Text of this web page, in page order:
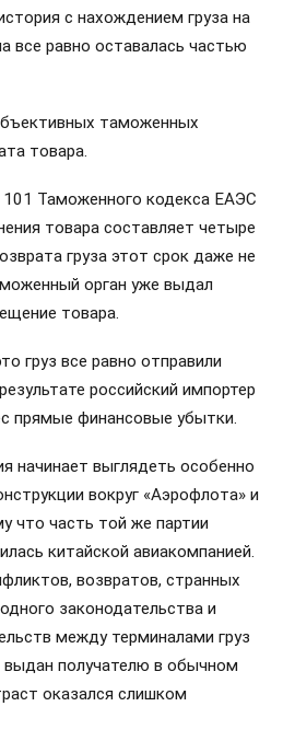
с нахождением груза на
все равно оставалась частью
таможенных
товара.
101 Таможенного кодекса ЕАЭС
товара составляет четыре
груза этот срок даже не
орган уже выдал
товара.
груз все равно отправили
российский импортер
прямые финансовые убытки.
начинает выглядеть особенно
вокруг «Аэрофлота» и
что часть той же партии
китайской авиакомпанией.
возвратов, странных
законодательства и
между терминалами груз
получателю в обычном
оказался слишком